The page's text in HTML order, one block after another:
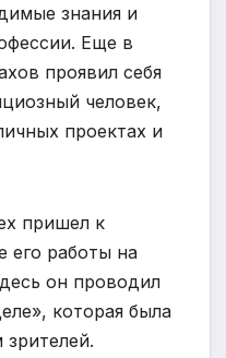
знания и
Еще в
проявил себя
человек,
проектах и
пришел к
его работы на
он проводил
которая была
зрителей.